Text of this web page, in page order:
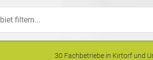
30 Fachbetriebe in Kirtorf und